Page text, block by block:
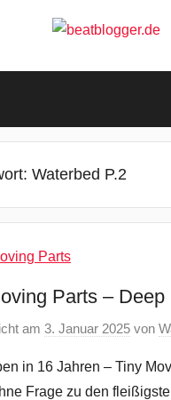
Waterbed P.2
Parts –
am 3. Januar 2025 von
in 16 Jahren – Tiny
Frage zu den